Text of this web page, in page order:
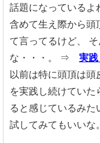
話題になっているよ
含めて生え際から頭
て言ってるけど、
な・・・。
⇒ 実
以前は特に頭頂は
を実践し続けていた
ると感じているみた
試してみてもいいな。